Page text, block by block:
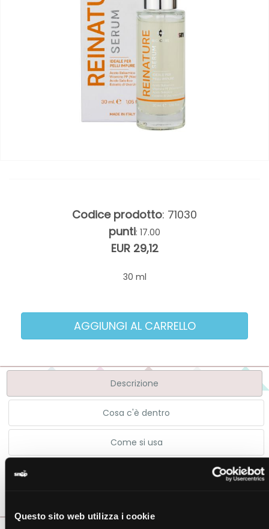
Questo sito web utilizza i cookie
Codice prodotto: 71030
punti: 17.00
EUR 29,12
30 ml
Descrizione
Cosa c'è dentro
Come si usa